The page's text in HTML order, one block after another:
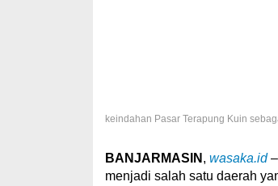
keindahan Pasar Terapung Kuin
BANJARMASIN , wasaka.id–
menjadi salah satu daerah